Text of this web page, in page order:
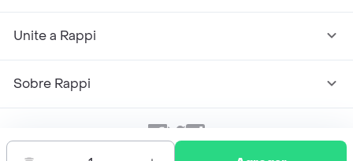
Unite a Rappi
Sobre Rappi
Facebook
TwitterInstagram